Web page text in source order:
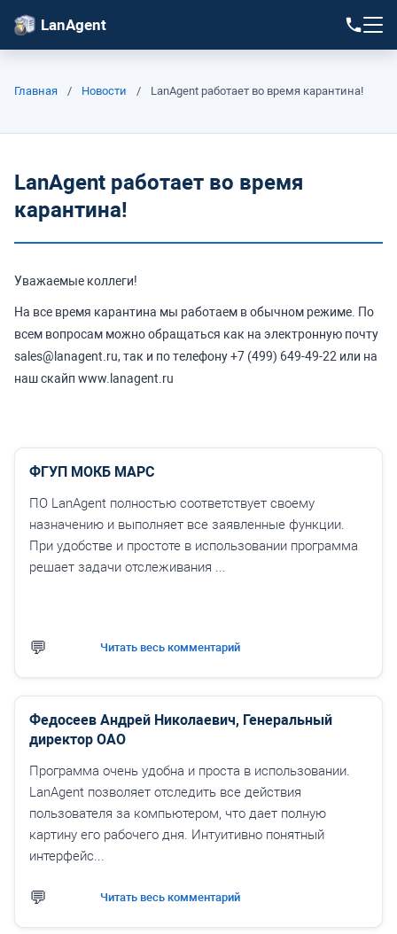
LanAgent
Главная / Новости / LanAgent работает во время карантина!
LanAgent работает во время
карантина!
Уважаемые коллеги!
На все время карантина мы работаем в обычном режиме. По
всем вопросам можно обращаться как на электронную почту
sales@lanagent.ru, так и по телефону +7 (499) 649-49-22 или на
наш скайп www.lanagent.ru
ФГУП МОКБ МАРС
ПО LanAgent полностью соответствует своему
назначению и выполняет все заявленные функции.
При удобстве и простоте в использовании программа
решает задачи отслеживания ...
Читать весь комментарий
Федосеев Андрей Николаевич, Генеральный
директор ОАО
Программа очень удобна и проста в использовании.
LanAgent позволяет отследить все действия
пользователя за компьютером, что дает полную
картину его рабочего дня. Интуитивно понятный
интерфейс...
Читать весь комментарий